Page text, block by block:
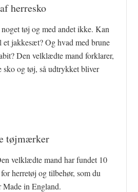
herresko
tøj og med andet ikke. Kan
jakkesæt? Og hvad med brune
Den velklædte mand forklarer,
sko og tøj, så udtrykket bliver
tøjmærker
velklædte mand har fundet 10
herretøj og tilbehør, som du
in England.